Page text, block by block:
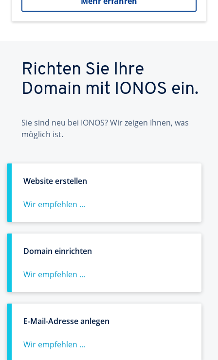
Richten Sie Ihre
Domain mit IONOS ein.
Sie sind neu bei IONOS? Wir zeigen Ihnen, was
möglich ist.
Website erstellen
Wir empfehlen ...
Domain einrichten
Wir empfehlen ...
E-Mail-Adresse anlegen
Wir empfehlen ...